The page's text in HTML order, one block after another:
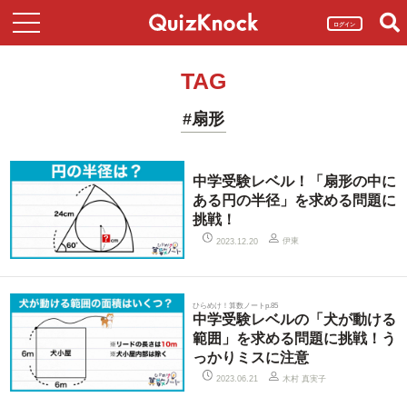
ログイン
TAG
#扇形
中学受験レベル！「扇形の中に
ある円の半径」を求める問題に
挑戦！
2023.12.20 伊東
ひらめけ！算数ノートp.85
中学受験レベルの「犬が動ける
範囲」を求める問題に挑戦！う
っかりミスに注意
2023.06.21 木村 真実子